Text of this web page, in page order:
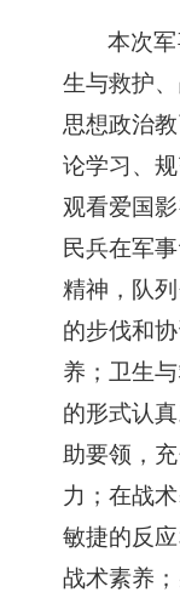
本次
生与救护、
思想政治
论学习、
观看爱国
民兵在军
精神，队
的步伐和
养；卫生
的形式认
助要领，
力；在战
敏捷的反
战术素养